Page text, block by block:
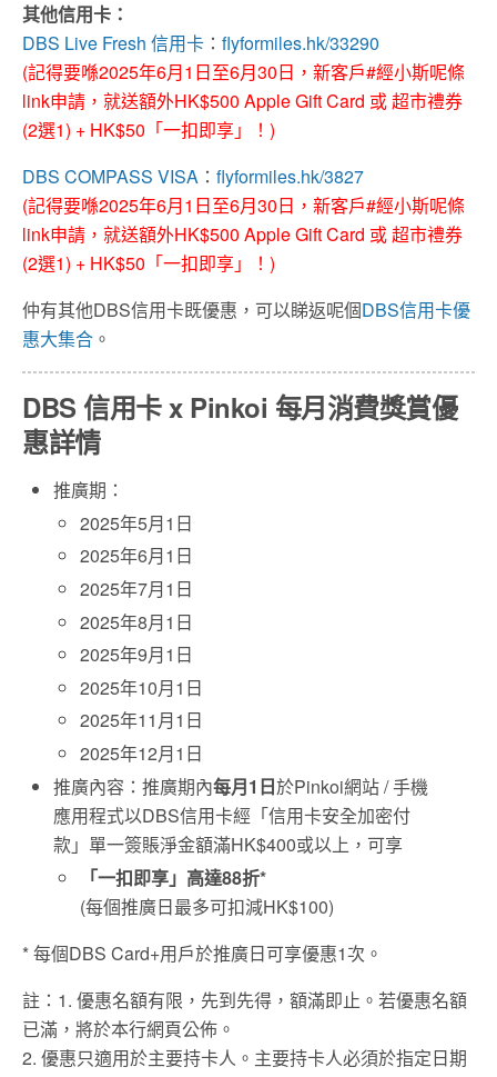
其他信用卡：
DBS Live Fresh 信用卡 ： flyformiles.hk/33290
(記得要喺2025年6月1日至6月30日，新客戶#經小斯呢條
link申請，就送額外HK$500 Apple Gift Card 或 超市禮券
(2選1) + HK$50「一扣即享」！)
DBS COMPASS VISA ： flyformiles.hk/3827
(記得要喺2025年6月1日至6月30日，新客戶#經小斯呢條
link申請，就送額外HK$500 Apple Gift Card 或 超市禮券
(2選1) + HK$50「一扣即享」！)
仲有其他DBS信用卡既優惠，可以睇返呢個DBS信用卡優
惠大集合 。
DBS 信用卡 x Pinkoi 每月消費獎賞優
惠詳情
推廣期：
2025年5月1日
2025年6月1日
2025年7月1日
2025年8月1日
2025年9月1日
2025年10月1日
2025年11月1日
2025年12月1日
推廣內容：推廣期內每月1日於Pinkoi網站 / 手機
應用程式以DBS信用卡經「信用卡安全加密付
款」單一簽賬淨金額滿HK$400或以上，可享
「一扣即享」高達88折*
(每個推廣日最多可扣減HK$100)
* 每個DBS Card+用戶於推廣日可享優惠1次。
註：1. 優惠名額有限，先到先得，額滿即止。若優惠名額
已滿，將於本行網頁公佈。
2. 優惠只適用於主要持卡人。主要持卡人必須於指定日期